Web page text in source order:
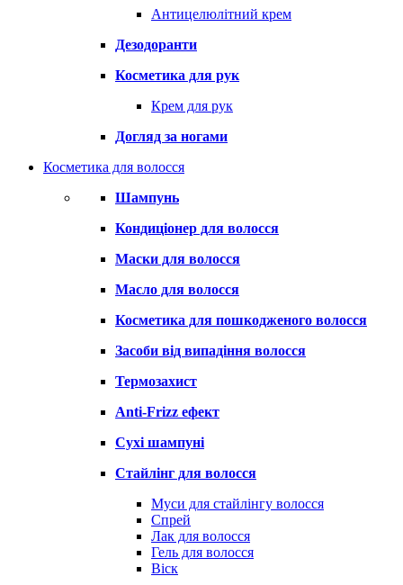
Антицелюлітний крем
Дезодоранти
Косметика для рук
Крем для рук
Догляд за ногами
Косметика для волосся
Шампунь
Кондиціонер для волосся
Маски для волосся
Масло для волосся
Косметика для пошкодженого волосся
Засоби від випадіння волосся
Термозахист
Anti-Frizz ефект
Сухі шампуні
Стайлінг для волосся
Муси для стайлінгу волосся
Спрей
Лак для волосся
Гель для волосся
Віск